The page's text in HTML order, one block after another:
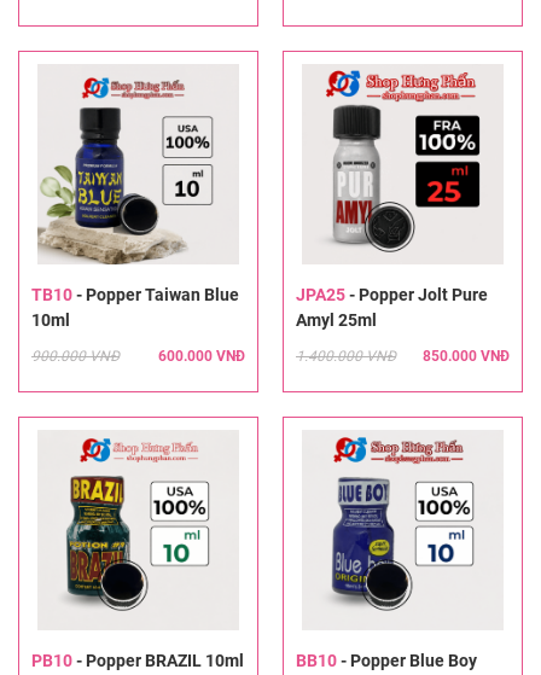
TB10- Popper Taiwan Blue
10ml
900.000 VNĐ 600.000 VNĐ
JPA25- Popper Jolt Pure
Amyl 25ml
1.400.000 VNĐ 850.000 VNĐ
PB10- Popper BRAZIL 10ml BB10- Popper Blue Boy